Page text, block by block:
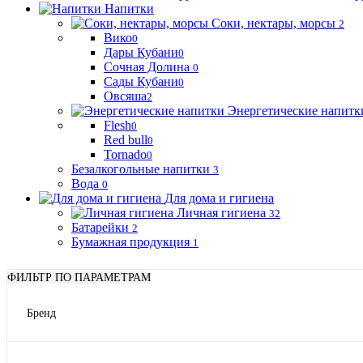
Напитки
Соки, нектары, морсы 2
Вико0
Дары Кубани0
Сочная Долина 0
Сады Кубани0
Овсяша2
Энергетические
Flesh0
Red bull0
Tornado0
Безалкогольные напитки 3
Вода 0
Для дома и гигиена
Личная гигиена 32
Батарейки 2
Бумажная продукция 1
ФИЛЬТР ПО ПАРАМЕТРАМ
Бренд